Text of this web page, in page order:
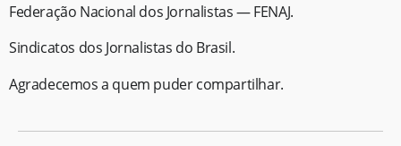
Federação Nacional dos Jornalistas — FENAJ.
Sindicatos dos Jornalistas do Brasil.
Agradecemos a quem puder compartilhar.